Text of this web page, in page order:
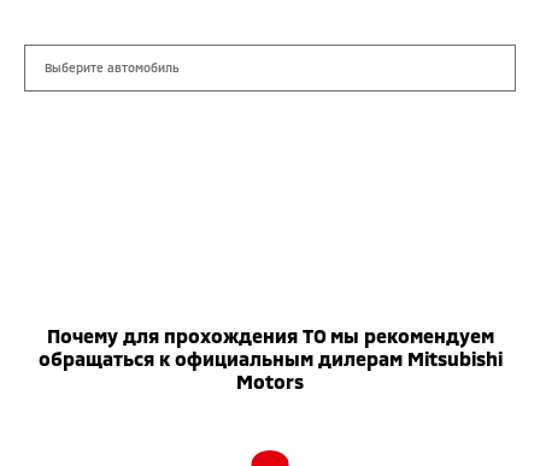
Почему для прохождения ТО мы рекомендуем
обращаться к официальным дилерам Mitsubishi
Motors